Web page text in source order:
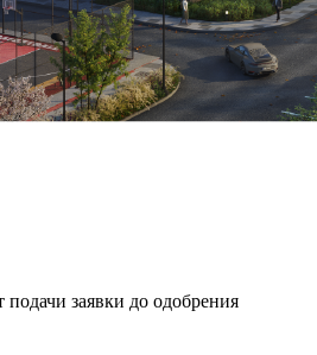
заявки до одобрения